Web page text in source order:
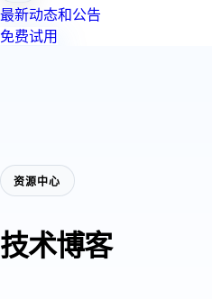
最新动态和公告
免费试用
资源中心
技术博客